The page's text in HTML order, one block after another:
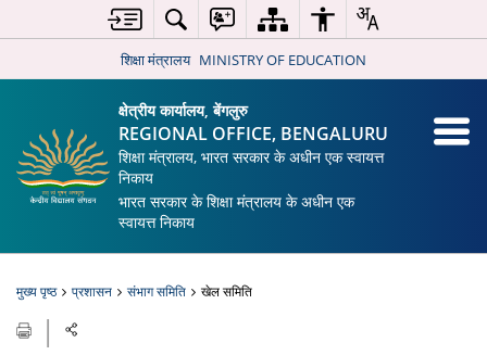
शिक्षा मंत्रालय MINISTRY OF EDUCATION
क्षेत्रीय कार्यालय, बेंगलुरु
REGIONAL OFFICE, BENGALURU
शिक्षा मंत्रालय, भारत सरकार के अधीन एक स्वायत्त
निकाय
भारत सरकार के शिक्षा मंत्रालय के अधीन एक
स्वायत्त निकाय
मुख्य पृष्ठ प्रशासन संभाग समिति खेल समिति